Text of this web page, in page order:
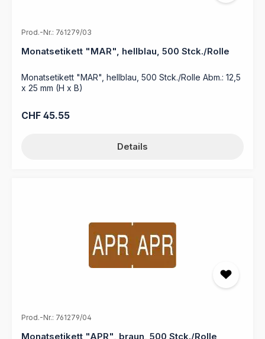
Prod.-Nr.: 761279/03
Monatsetikett "MAR", hellblau, 500 Stck./Rolle
Monatsetikett "MAR", hellblau, 500 Stck./Rolle Abm.: 12,5
x 25 mm (H x B)
Regulärer Preis:
CHF 45.55
Details
Prod.-Nr.: 761279/04
Monatsetikett "APR", braun, 500 Stck./Rolle